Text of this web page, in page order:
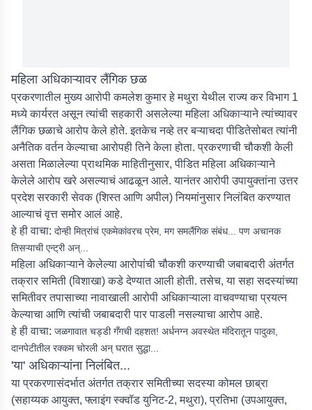
महिला अधिकाऱ्यावर लैंगिक छळ
प्रकरणातील मुख्य आरोपी कमलेश कुमार हे मथुरा येथील राज्य कर विभाग 1
मध्ये कार्यरत असून त्यांची सहकारी असलेल्या महिला अधिकाऱ्याने त्यांच्यावर
लैंगिक छळाचे आरोप केले होते. इतकेच नव्हे तर बऱ्याचदा पीडितेसोबत त्यांनी
अनैतिक वर्तन केल्याचा आरोपही तिने केला होता. प्रकरणाची चौकशी केली
असता मिळालेल्या प्राथमिक माहितीनुसार, पीडित महिला अधिकाऱ्याने
केलेले आरोप खरे असल्याचं आढळून आले. यानंतर आरोपी उपायुक्तांना उत्तर
प्रदेश सरकारी सेवक (शिस्त आणि अपील) नियमांनुसार निलंबित करण्यात
आल्याचं वृत्त समोर आलं आहे.
हे ही वाचा: दोन्ही मित्रांचं एकमेकांवरच प्रेम, मग समलैंगिक संबंध... पण अचानक
तिसऱ्याची एन्ट्री अन्...
महिला अधिकाऱ्याने केलेल्या आरोपांची चौकशी करण्याची जबाबदारी अंतर्गत
तक्रार समिती (विशाखा) कडे देण्यात आली होती. तसेच, या सहा सदस्यांच्या
समितीवर तपासाच्या नावाखाली आरोपी अधिकाऱ्याला वाचवण्याचा प्रयत्न
केल्याचा आणि त्यांची जबाबदारी पार पाडली नसल्याचा आरोप आहे.
हे ही वाचा: जळगावात चड्डी गँगची दहशत! अर्धनग्न अवस्थेत मंदिरातून पादुका,
दानपेटीतील रक्कम चोरली अन् घरात सुद्धा...
'या' अधिकाऱ्यांना निलंबित...
या प्रकरणासंदर्भात अंतर्गत तक्रार समितीच्या सदस्या कोमल छाब्रा
(सहाय्यक आयुक्त, फ्लाइंग स्क्वॉड युनिट-2, मथुरा), प्रतिभा (उपआयुक्त,